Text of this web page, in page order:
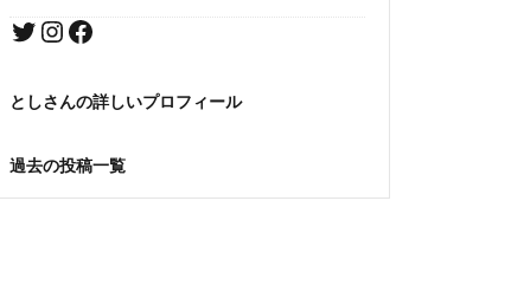
としさんの詳しいプロフィール
過去の投稿一覧